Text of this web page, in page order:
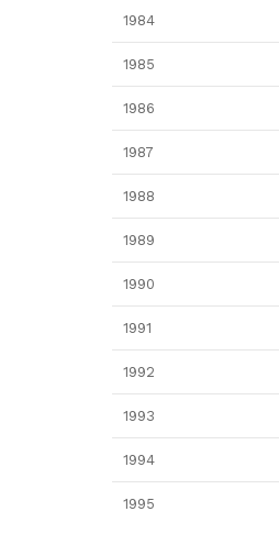
1984
1985
1986
1987
1988
1989
1990
1991
1992
1993
1994
1995